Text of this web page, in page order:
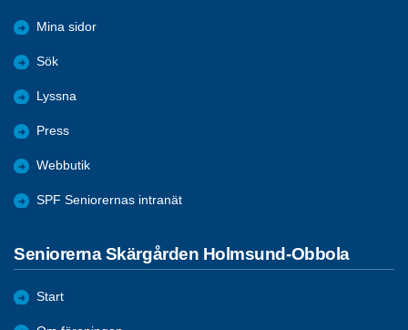
Mina sidor
Sök
Lyssna
Press
Webbutik
SPF Seniorernas intranät
Seniorerna Skärgården Holmsund-Obbola
Start